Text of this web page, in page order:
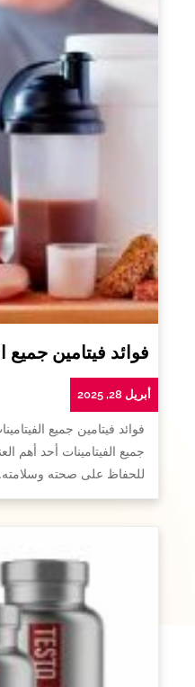
فوائد فيتامين
أبريل 28, 2025
فوائد فيتامين جميع
جميع الفيتامينات أحد أهم
للحفاظ على صحته وسلامته.